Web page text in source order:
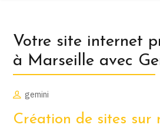
Votre site internet
à Marseille avec
gemini
Création de sites sur